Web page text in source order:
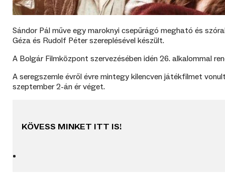
Sándor Pál műve egy maroknyi csepűrágó megható és
Géza és Rudolf Péter szereplésével készült.
A Bolgár Filmközpont szervezésében idén 26. alkalommal
A seregszemle évről évre mintegy kilencven játékfilmet
szeptember 2-án ér véget.
KÖVESS MINKET ITT IS!